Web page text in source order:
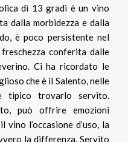
di 13 gradi è un vino
dalla morbidezza e dalla
è poco persistente nel
conferita dalle
Ci ha ricordato le
che è il Salento, nelle
tipico trovarlo servito.
può offrire emozioni
l’occasione d’uso, la
la differenza. Servito